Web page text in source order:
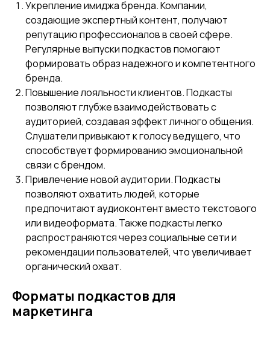
Укрепление имиджа бренда. Компании,
создающие экспертный контент, получают
репутацию профессионалов в своей сфере.
Регулярные выпуски подкастов помогают
формировать образ надежного и компетентного
бренда.
Повышение лояльности клиентов. Подкасты
позволяют глубже взаимодействовать с
аудиторией, создавая эффект личного общения.
Слушатели привыкают к голосу ведущего, что
способствует формированию эмоциональной
связи с брендом.
Привлечение новой аудитории. Подкасты
позволяют охватить людей, которые
предпочитают аудиоконтент вместо текстового
или видеоформата. Также подкасты легко
распространяются через социальные сети и
рекомендации пользователей, что увеличивает
органический охват.
Форматы подкастов для
маркетинга